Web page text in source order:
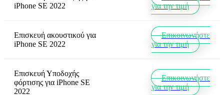
iPhone SE 2022
για την τιμή
Επισκευή ακουστικού για
iPhone SE 2022
Επικοινωνήστε
για την τιμή
Επισκευή Υποδοχής
φόρτισης για iPhone SE
2022
Επικοινωνήστε
για την τιμή